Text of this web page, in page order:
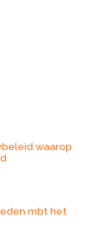
waarop
mbt het